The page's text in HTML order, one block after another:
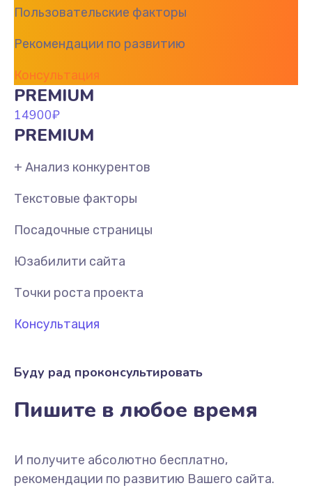
Пользовательские факторы
Рекомендации по развитию
Консультация
PREMIUM
14900₽
PREMIUM
+ Анализ конкурентов
Текстовые факторы
Посадочные страницы
Юзабилити сайта
Точки роста проекта
Консультация
Буду рад проконсультировать
Пишите в любое время
И получите абсолютно бесплатно,
рекомендации по развитию Вашего сайта.